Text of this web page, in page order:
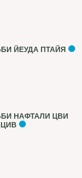
ЙЕУДА ПТАЙЯ
НАФТАЛИ ЦВИ